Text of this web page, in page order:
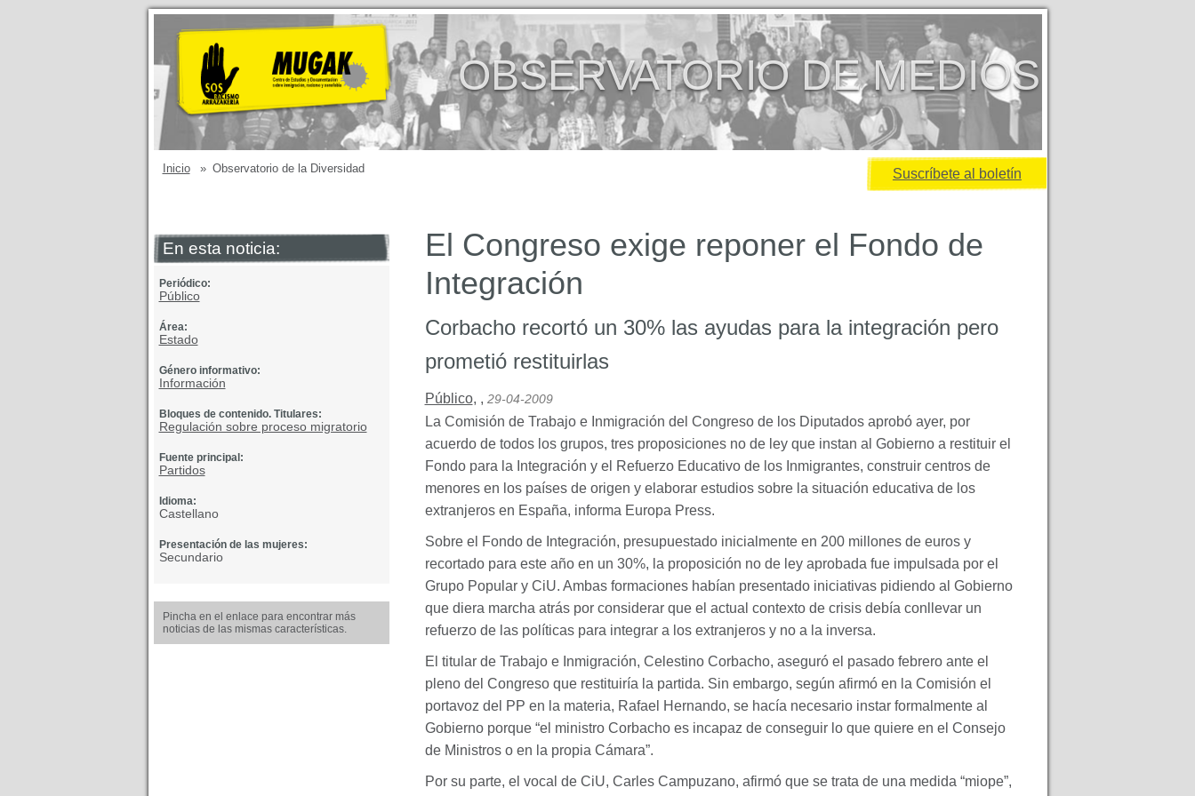
OBSERVATORIO DE MEDIOS
Inicio » Observatorio de la Diversidad Suscríbete al boletín
En esta noticia:
Periódico:
Público
Área:
Estado
Género informativo:
Información
Bloques de contenido. Titulares:
Regulación sobre proceso migratorio
Fuente principal:
Partidos
Idioma:
Castellano
Presentación de las mujeres:
Secundario
Pincha en el enlace para encontrar más
noticias de las mismas características.
El Congreso exige reponer el Fondo de
Integración
Corbacho recortó un 30% las ayudas para la integración pero
prometió restituirlas
Público, , 29-04-2009
La Comisión de Trabajo e Inmigración del Congreso de los Diputados aprobó ayer, por
acuerdo de todos los grupos, tres proposiciones no de ley que instan al Gobierno a restituir el
Fondo para la Integración y el Refuerzo Educativo de los Inmigrantes, construir centros de
menores en los países de origen y elaborar estudios sobre la situación educativa de los
extranjeros en España, informa Europa Press.
Sobre el Fondo de Integración, presupuestado inicialmente en 200 millones de euros y
recortado para este año en un 30%, la proposición no de ley aprobada fue impulsada por el
Grupo Popular y CiU. Ambas formaciones habían presentado iniciativas pidiendo al Gobierno
que diera marcha atrás por considerar que el actual contexto de crisis debía conllevar un
refuerzo de las políticas para integrar a los extranjeros y no a la inversa.
El titular de Trabajo e Inmigración, Celestino Corbacho, aseguró el pasado febrero ante el
pleno del Congreso que restituiría la partida. Sin embargo, según afirmó en la Comisión el
portavoz del PP en la materia, Rafael Hernando, se hacía necesario instar formalmente al
Gobierno porque “el ministro Corbacho es incapaz de conseguir lo que quiere en el Consejo
de Ministros o en la propia Cámara”.
Por su parte, el vocal de CiU, Carles Campuzano, afirmó que se trata de una medida “miope”,